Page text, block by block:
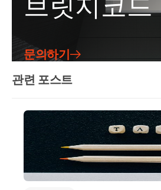
천차만별입니다.만약에 10년내 이
증여한 금액이 있다면 증여세 부
죠??돌려받을 금액이라면 무상
다 훨씬 유리하다는 걸 알 수 있습
특수관계!부모와 자식 또는 배우
기본통칙 45-34…1 【 자금출처로
보면 알 수 있는데요4. 재산취득
로서 영 제10조 규정의 방법에 따
원칙적으로 배우자 및 직계존비
정하지 아니한다.​그래서 차용증
브릿지코드
문의하기
관련 포스트